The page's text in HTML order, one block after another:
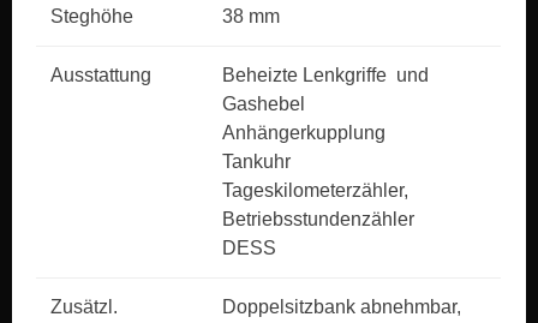
Steghöhe 38 mm
Ausstattung
Beheizte Lenkgriffe und
Gashebel
Anhängerkupplung
Tankuhr
Tageskilometerzähler,
Betriebsstundenzähler
DESS
Zusätzl.
Doppelsitzbank abnehmbar,